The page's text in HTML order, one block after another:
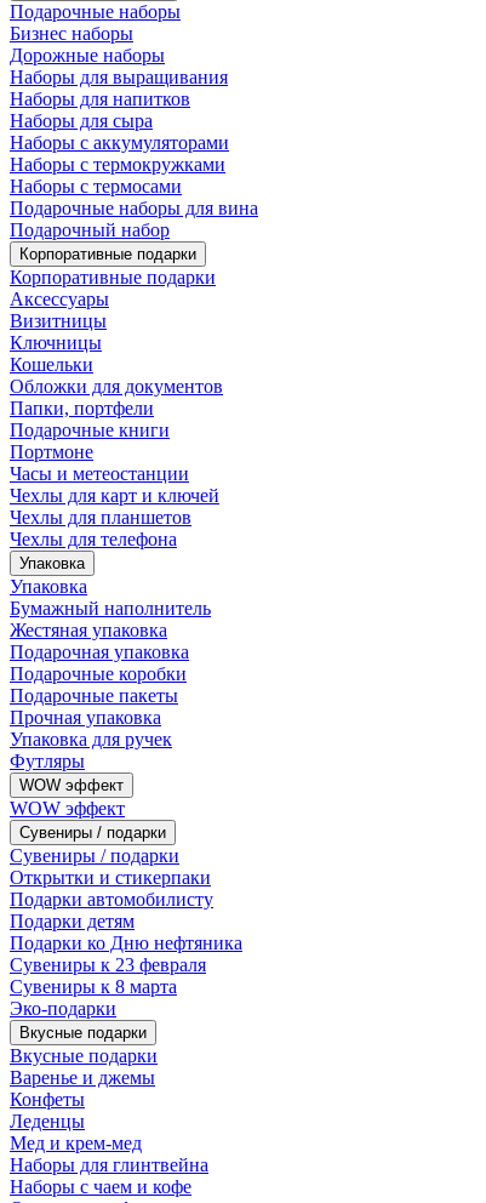
Подарочные наборы
Бизнес наборы
Дорожные наборы
Наборы для выращивания
Наборы для напитков
Наборы для сыра
Наборы с аккумуляторами
Наборы с термокружками
Наборы с термосами
Подарочные наборы для вина
Подарочный набор
Корпоративные подарки
Корпоративные подарки
Аксессуары
Визитницы
Ключницы
Кошельки
Обложки для документов
Папки, портфели
Подарочные книги
Портмоне
Часы и метеостанции
Чехлы для карт и ключей
Чехлы для планшетов
Чехлы для телефона
Упаковка
Упаковка
Бумажный наполнитель
Жестяная упаковка
Подарочная упаковка
Подарочные коробки
Подарочные пакеты
Прочная упаковка
Упаковка для ручек
Футляры
WOW эффект
WOW эффект
Сувениры / подарки
Сувениры / подарки
Открытки и стикерпаки
Подарки автомобилисту
Подарки детям
Подарки ко Дню нефтяника
Сувениры к 23 февраля
Сувениры к 8 марта
Эко-подарки
Вкусные подарки
Вкусные подарки
Варенье и джемы
Конфеты
Леденцы
Мед и крем-мед
Наборы для глинтвейна
Наборы с чаем и кофе